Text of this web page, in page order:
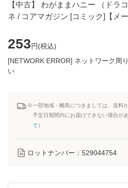
【中古】 わがままハニー （ドラ
ネ / コアマガジン [コミック]【メ
253円(税込)
[NETWORK ERROR] ネットワーク周
い
※一部地域・離島につきましては、送料
予定日期間内にお届けできない場合が
て ）
ロットナンバー： 529044754